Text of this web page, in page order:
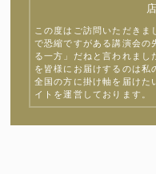
この度はご訪問いただきま
で恐縮ですがある講演会の
る一方」だねと言われまし
を皆様にお届けするのは私
全国の方に掛け軸を届けた
イトを運営しております。